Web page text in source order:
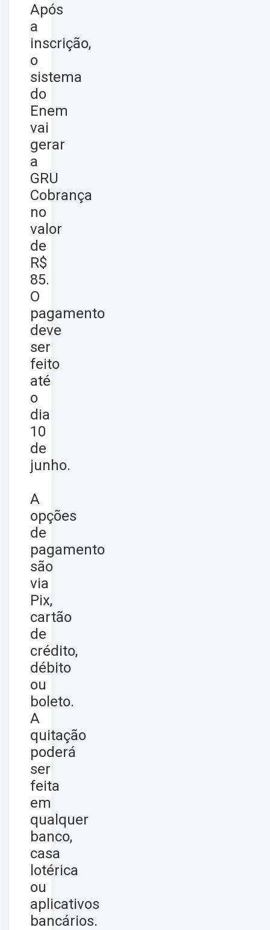
Após
a
inscrição,
o
sistema
do
Enem
vai
gerar
a
GRU
Cobrança
no
valor
de
R$
85.
O
pagamento
deve
ser
feito
até
o
dia
10
de
junho.
A
opções
de
pagamento
são
via
Pix,
cartão
de
crédito,
débito
ou
boleto.
A
quitação
poderá
ser
feita
em
qualquer
banco,
casa
lotérica
ou
aplicativos
bancários.